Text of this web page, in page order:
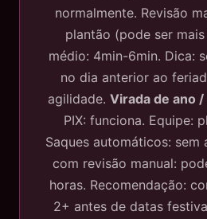
normalmente. Revisão
plantão (pode ser
médio: 4min-6min. Dica:
no dia anterior ao
agilidade. Virada de ano
PIX: funciona. Equipe:
Saques automáticos: sem
com revisão manual:
horas. Recomendação:
2+ antes de datas